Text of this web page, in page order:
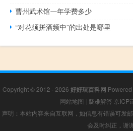
曹州武术馆一年学费多少
“对花须拼酒频中”的出处是哪里
Copyright © 2012 - 2026 好好玩百科网
网站地图 | 疑难解答 京ICP
声明：本站内容来自互联网，如信息有错误可发
会及时纠正，谢